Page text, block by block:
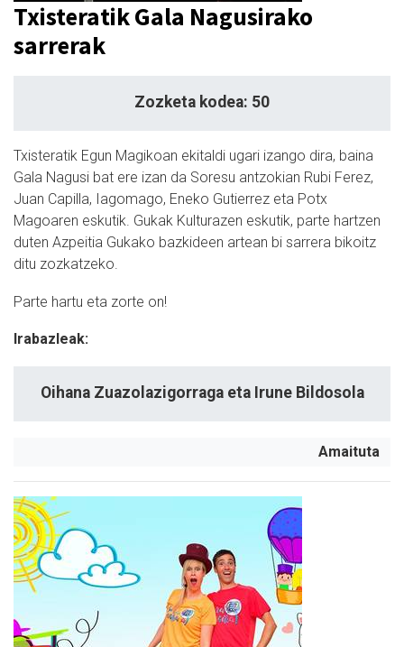
Txisteratik Gala Nagusirako
sarrerak
Zozketa kodea: 50
Txisteratik Egun Magikoan ekitaldi ugari izango dira, baina
Gala Nagusi bat ere izan da Soresu antzokian Rubi Ferez,
Juan Capilla, Iagomago, Eneko Gutierrez eta Potx
Magoaren eskutik. Gukak Kulturazen eskutik, parte hartzen
duten Azpeitia Gukako bazkideen artean bi sarrera bikoitz
ditu zozkatzeko.
Parte hartu eta zorte on!
Irabazleak:
Oihana Zuazolazigorraga eta Irune Bildosola
Amaituta